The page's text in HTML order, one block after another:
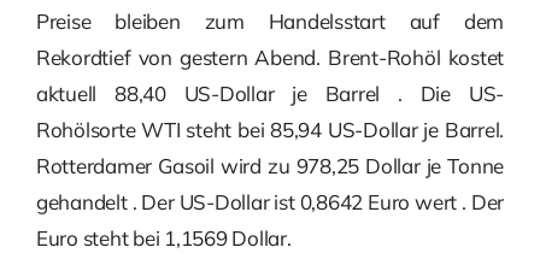
Preise bleiben zum Handelsstart auf dem
Rekordtief von gestern Abend. Brent-Rohöl kostet
aktuell 88,40 US-Dollar je Barrel . Die US-
Rohölsorte WTI steht bei 85,94 US-Dollar je Barrel.
Rotterdamer Gasoil wird zu 978,25 Dollar je Tonne
gehandelt . Der US-Dollar ist 0,8642 Euro wert . Der
Euro steht bei 1,1569 Dollar.